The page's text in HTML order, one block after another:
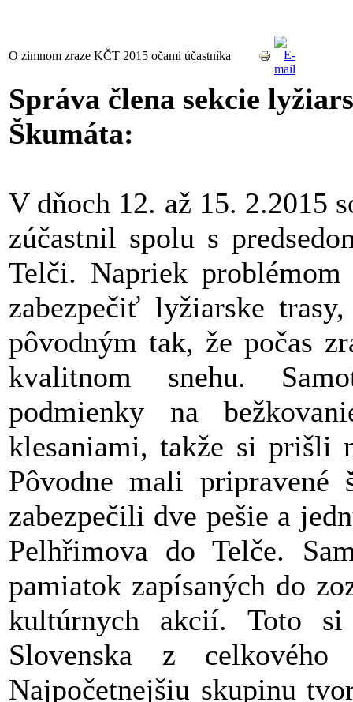
O zimnom zraze KČT 2015 očami účastníka
Správa člena sekcie
Škumáta:
V dňoch 12. až 15. 2.2015
zúčastnil spolu s
Telči. Napriek
zabezpečiť lyžiarske
pôvodným tak, že počas
kvalitnom snehu.
podmienky na
klesaniami, takže si prišli
Pôvodne mali pripravené
zabezpečili dve pešie a
Pelhřimova do Telče.
pamiatok zapísaných do
kultúrnych akcií. Toto
Slovenska z
Najpočetnejšiu skupinu